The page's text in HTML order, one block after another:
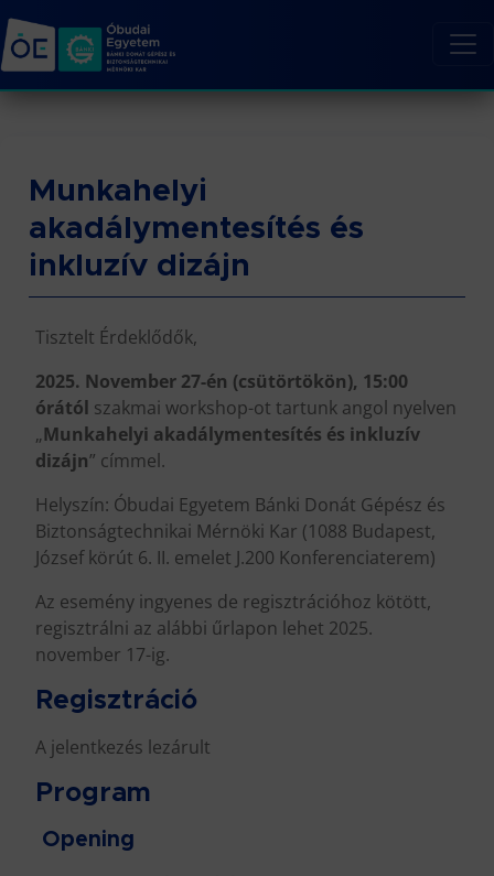
Munkahelyi
akadálymentesítés és
inkluzív dizájn
Tisztelt Érdeklődők,
2025. November 27-én (csütörtökön), 15:00
órától szakmai workshop-ot tartunk angol nyelven
„Munkahelyi akadálymentesítés és inkluzív
dizájn” címmel.
Helyszín: Óbudai Egyetem Bánki Donát Gépész és
Biztonságtechnikai Mérnöki Kar (1088 Budapest,
József körút 6. II. emelet J.200 Konferenciaterem)
Az esemény ingyenes de regisztrációhoz kötött,
regisztrálni az alábbi űrlapon lehet 2025.
november 17-ig.
Regisztráció
A jelentkezés lezárult
Program
Opening